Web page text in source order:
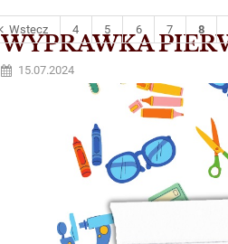
WYPRAWKA
15.07.2024
Wstecz 4 5 6 7 8